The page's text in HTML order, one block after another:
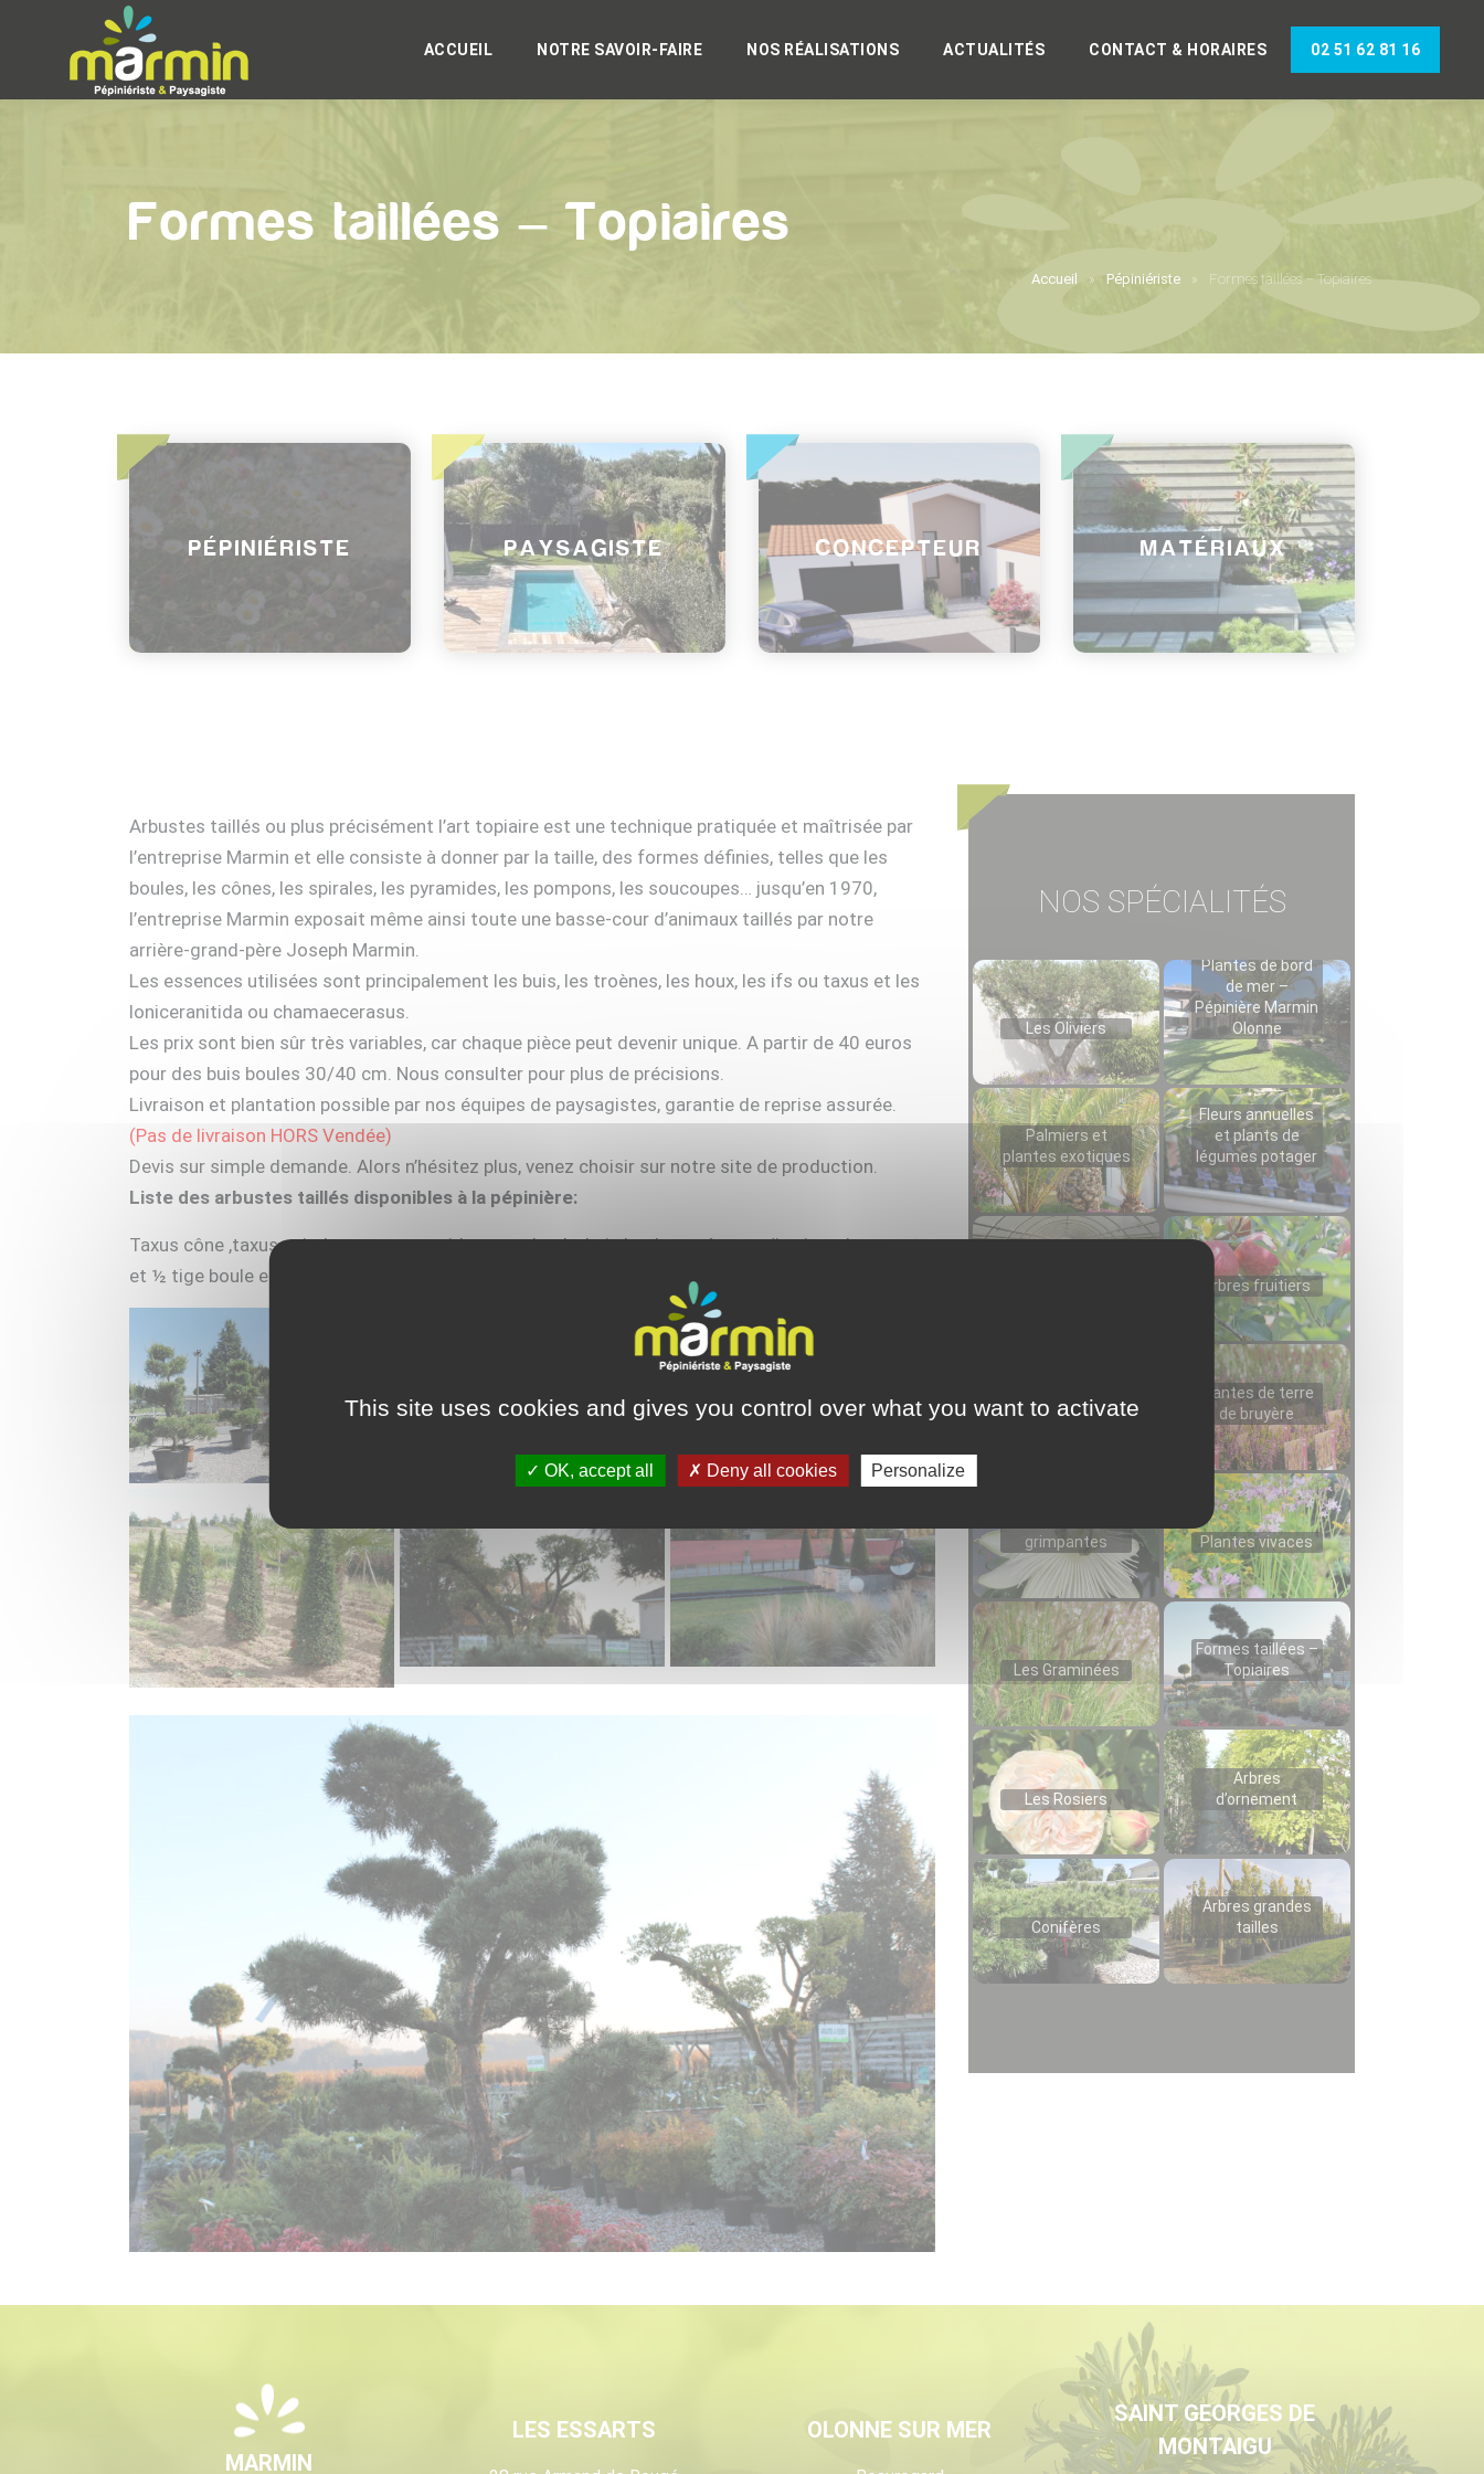
ACCUEIL NOTRE SAVOIR-FAIRE NOS RÉALISATIONS ACTUALITÉS CONTACT & HORAIRES 02 51 62 81 16
Formes taillées – Topiaires
Accueil Pépiniériste Formes taillées – Topiaires
Accueil Pépiniériste Accueil
PÉPINIÉRISTE PAYSAGISTE CONCEPTEUR MATÉRIAUX
Arbustes taillés ou plus précisément l’art topiaire est une technique pratiquée et maîtrisée par
l’entreprise Marmin et elle consiste à donner par la taille, des formes définies, telles que les
boules, les cônes, les spirales, les pyramides, les pompons, les soucoupes… jusqu’en 1970,
l’entreprise Marmin exposait même ainsi toute une basse-cour d’animaux taillés par notre
arrière-grand-père Joseph Marmin.
Les essences utilisées sont principalement les buis, les troènes, les houx, les ifs ou taxus et les
loniceranitida ou chamaecerasus.
Les prix sont bien sûr très variables, car chaque pièce peut devenir unique. A partir de 40 euros
pour des buis boules 30/40 cm. Nous consulter pour plus de précisions.
Livraison et plantation possible par nos équipes de paysagistes, garantie de reprise assurée.
(Pas de livraison HORS Vendée)
Devis sur simple demande. Alors n’hésitez plus, venez choisir sur notre site de production.
Liste des arbustes taillés disponibles à la pépinière:
Taxus cône ,taxus spirale, taxus pyramide, taxus boule, buis boule et cône, troëne jonadrum en ¼
et ½ tige boule et pompons 3 boules, camélia sasanqua cône, pin en nuage, olivier en nuage.
NOS SPÉCIALITÉS
Les Oliviers
Plantes de bord
de mer –
Pépinière Marmin
Olonne
Palmiers et
plantes exotiques
Fleurs annuelles
et plants de
légumes potager
Arbres fruitiers
Plantes de haies
Plantes de terre
de bruyère
grimpantes
Plantes vivaces
Les Graminées
Formes taillées –
Topiaires
Les Rosiers
Arbres
d’ornement
Conifères
Arbres grandes
tailles
MARMIN
LES ESSARTS OLONNE SUR MER
SAINT GEORGES DE
MONTAIGU
This site uses cookies and gives you control over what you want to activate
OK, accept all Deny all cookies Personalize